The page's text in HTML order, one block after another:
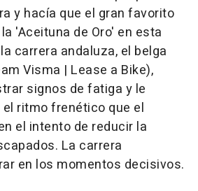
y hacía que el gran favorito
'Aceituna de Oro' en esta
carrera andaluza, el belga
Visma | Lease a Bike),
signos de fatiga y le
ritmo frenético que el
el intento de reducir la
La carrera
en los momentos decisivos.